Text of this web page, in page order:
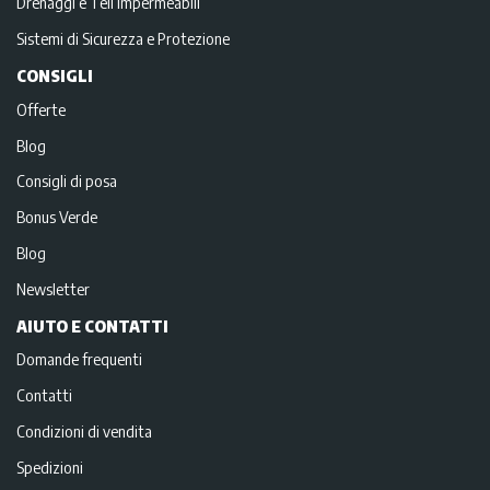
Sistemi di Sicurezza e Protezione
CONSIGLI
Offerte
Blog
Consigli di posa
Bonus Verde
Blog
Newsletter
AIUTO E CONTATTI
Domande frequenti
Contatti
Condizioni di vendita
Spedizioni